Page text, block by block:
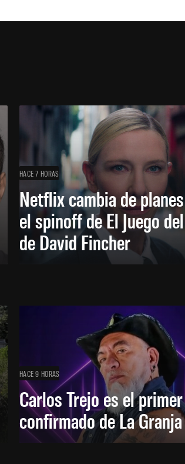
HACE 7 HORAS
Netflix cambia de
el spinoff de El Juego
de David Fincher
HACE 9 HORAS
Carlos Trejo es el primer
confirmado de La